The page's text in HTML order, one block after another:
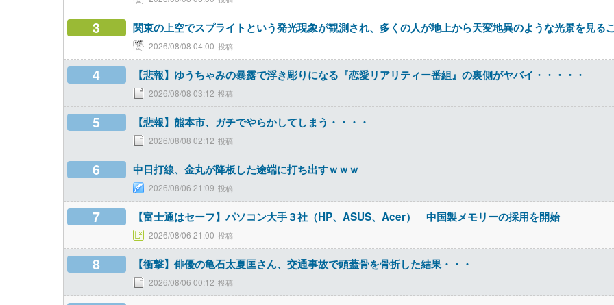
3 関東の上空でスプライトという発光現象が観測され、多くの人が地上から天変地異のような光景を見る
2026/08/08 04:00
4 【悲報】ゆうちゃみの暴露で浮き彫りになる『恋愛リアリティー番組』の裏側がヤバイ・・・・・
2026/08/08 03:12
5 【悲報】熊本市、ガチでやらかしてしまう・・・・
2026/08/08 02:12
6 中日打線、金丸が降板した途端に打ち出すｗｗｗ
2026/08/06 21:09
7 【富士通はセーフ】パソコン大手３社（HP、ASUS、Acer） 中国製メモリーの採用を開始
2026/08/06 21:00
8 【衝撃】俳優の亀石太夏匡さん、交通事故で頭蓋骨を骨折した結果・・・
2026/08/06 00:12